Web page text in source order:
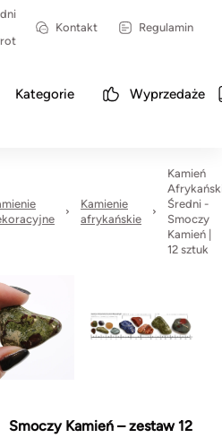
Kontakt Regulamin
Kategorie Wyprzedaże
Kamienie
afrykańskie
Kamień
Średni -
Smoczy
Kamień |
12 sztuk
Smoczy Kamień – zestaw 12